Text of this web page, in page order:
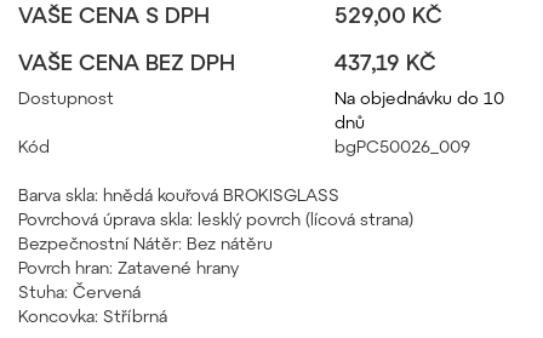
VAŠE CENA S DPH
529,00 KČ
VAŠE CENA BEZ DPH
437,19 KČ
Dostupnost
Na objednávku do 10
dnů
Kód
bgPC50026_009
Barva skla: hnědá kouřová BROKISGLASS
Povrchová úprava skla: lesklý povrch (lícová strana)
Bezpečnostní Nátěr: Bez nátěru
Povrch hran: Zatavené hrany
Stuha: Červená
Koncovka: Stříbrná